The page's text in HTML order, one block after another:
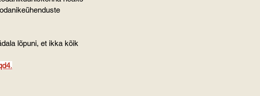
lõpuni, et ikka kõik
.